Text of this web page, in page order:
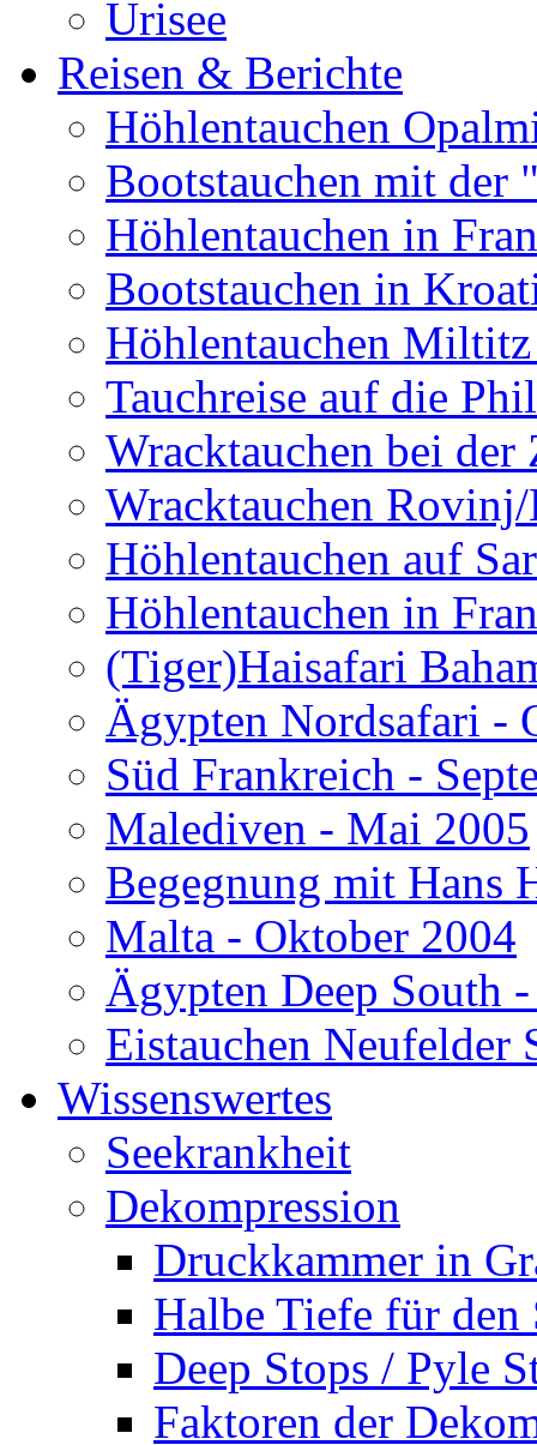
Urisee
Reisen & Berichte
Höhlentauchen
Bootstauchen mit
Höhlentauchen in
Bootstauchen in
Höhlentauchen
Tauchreise auf die
Wracktauchen bei der
Wracktauchen
Höhlentauchen auf
Höhlentauchen in
(Tiger)Haisafari
Ägypten Nordsafari -
Süd Frankreich -
Malediven - Mai 2005
Begegnung mit Hans
Malta - Oktober 2004
Ägypten Deep South
Eistauchen Neufelder
Wissenswertes
Seekrankheit
Dekompression
Druckkammer in
Halbe Tiefe für den
Deep Stops / Pyle
Faktoren der